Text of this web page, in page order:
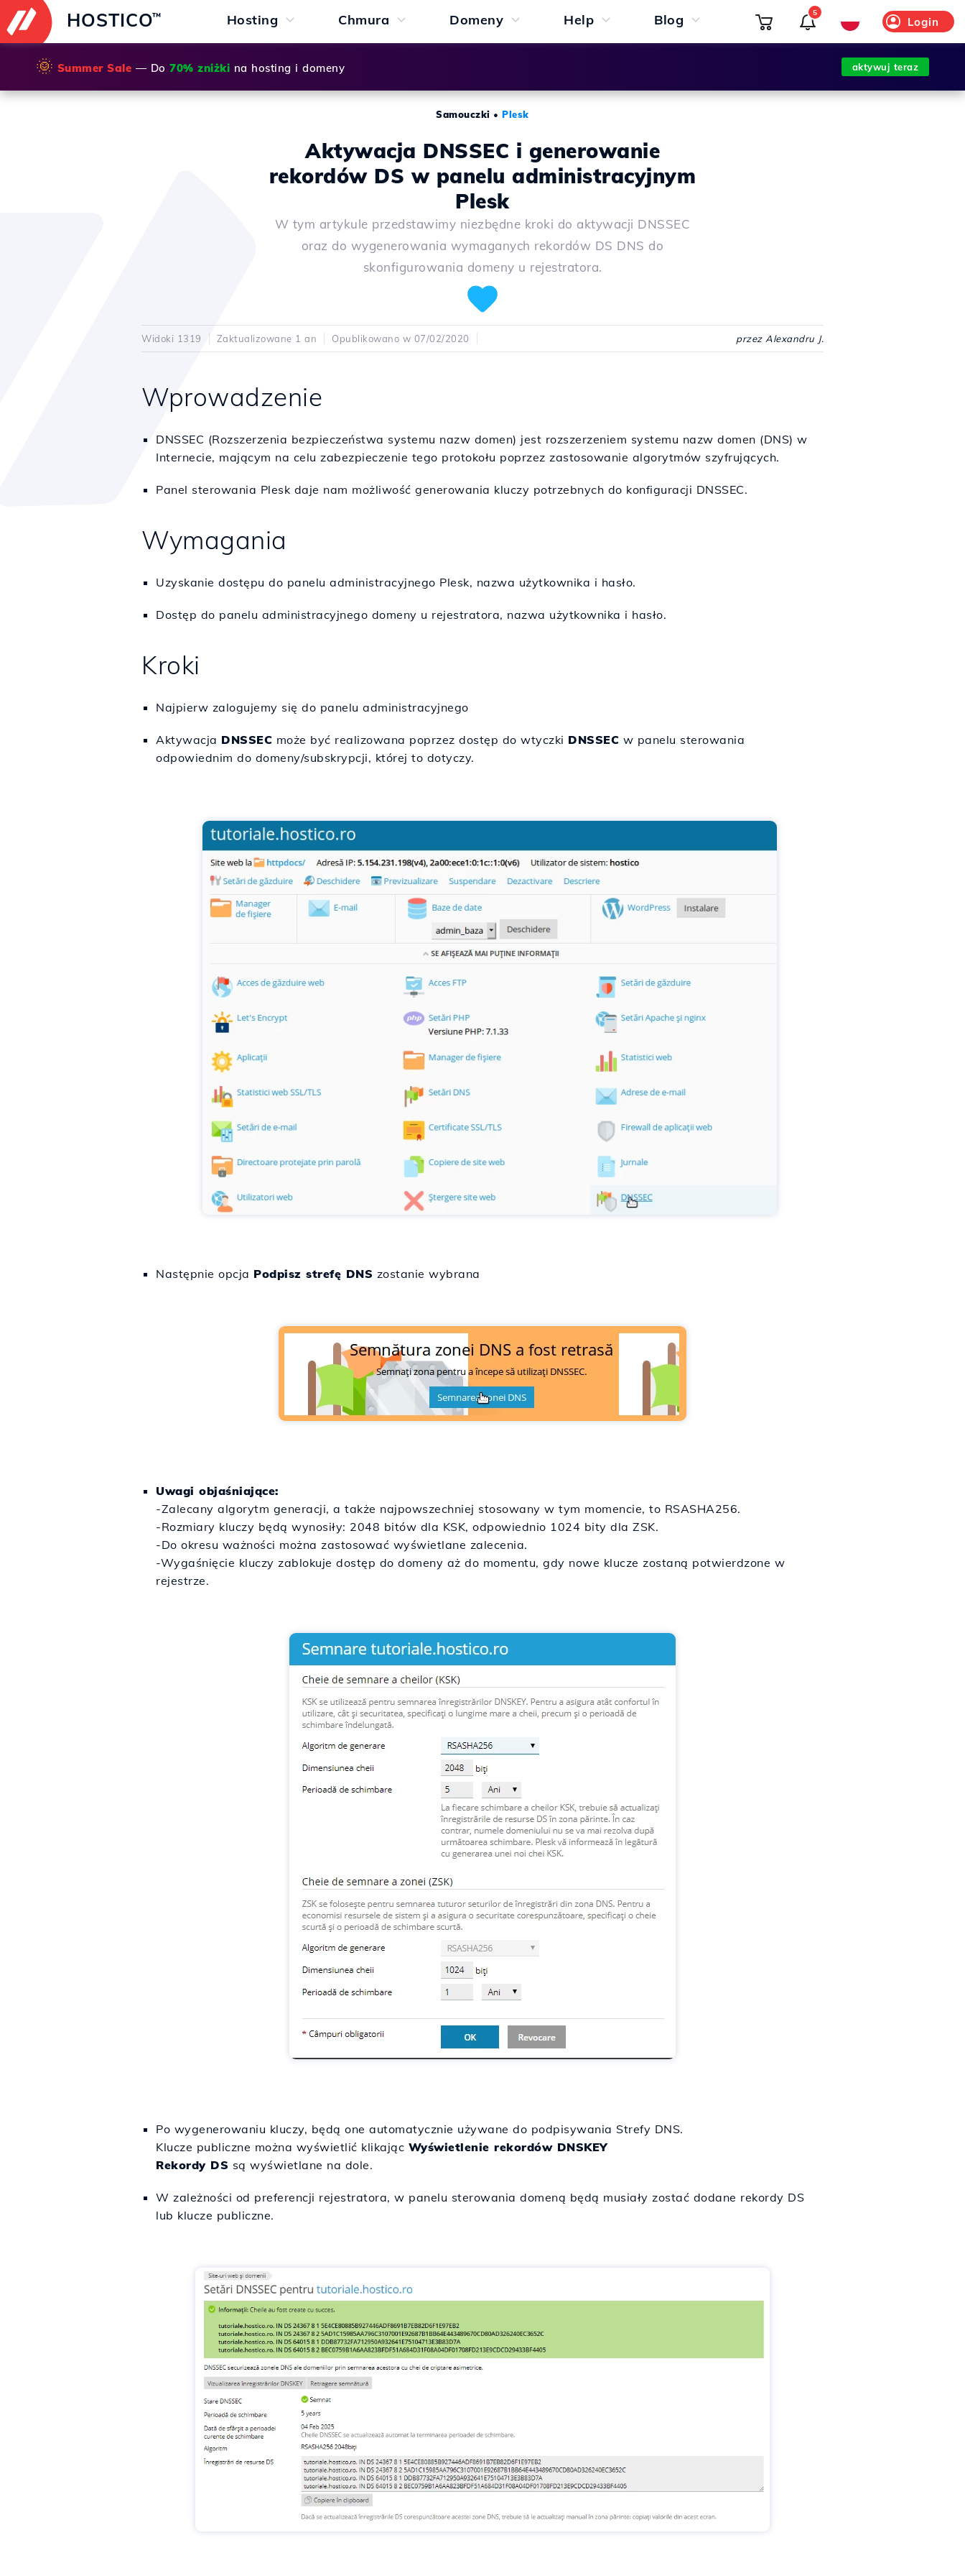
HOSTICO™ Hosting Chmura Domeny Help Blog Login
5
🌞 Summer Sale — Do 70% zniżki na hosting i domeny aktywuj teraz
Samouczki •Plesk
Aktywacja DNSSEC i generowanie
rekordów DS w panelu administracyjnym
Plesk
W tym artykule przedstawimy niezbędne kroki do aktywacji DNSSEC
oraz do wygenerowania wymaganych rekordów DS DNS do
skonfigurowania domeny u rejestratora.
Widoki 1319 Zaktualizowane 1 an Opublikowano w 07/02/2020 przez Alexandru J.
Wprowadzenie
DNSSEC (Rozszerzenia bezpieczeństwa systemu nazw domen) jest rozszerzeniem systemu nazw domen (DNS) w
Internecie, mającym na celu zabezpieczenie tego protokołu poprzez zastosowanie algorytmów szyfrujących.
Panel sterowania Plesk daje nam możliwość generowania kluczy potrzebnych do konfiguracji DNSSEC.
Wymagania
Uzyskanie dostępu do panelu administracyjnego Plesk, nazwa użytkownika i hasło.
Dostęp do panelu administracyjnego domeny u rejestratora, nazwa użytkownika i hasło.
Kroki
Najpierw zalogujemy się do panelu administracyjnego
Aktywacja DNSSEC może być realizowana poprzez dostęp do wtyczki DNSSEC w panelu sterowania
odpowiednim do domeny/subskrypcji, której to dotyczy.
Następnie opcja Podpisz strefę DNS zostanie wybrana
Uwagi objaśniające:
-Zalecany algorytm generacji, a także najpowszechniej stosowany w tym momencie, to RSASHA256.
-Rozmiary kluczy będą wynosiły: 2048 bitów dla KSK, odpowiednio 1024 bity dla ZSK.
-Do okresu ważności można zastosować wyświetlane zalecenia.
-Wygaśnięcie kluczy zablokuje dostęp do domeny aż do momentu, gdy nowe klucze zostaną potwierdzone w
rejestrze.
Po wygenerowaniu kluczy, będą one automatycznie używane do podpisywania Strefy DNS.
Klucze publiczne można wyświetlić klikając Wyświetlenie rekordów DNSKEY
Rekordy DS są wyświetlane na dole.
W zależności od preferencji rejestratora, w panelu sterowania domeną będą musiały zostać dodane rekordy DS
lub klucze publiczne.